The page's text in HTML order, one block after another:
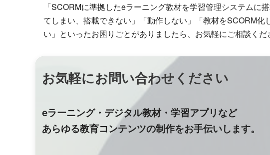
「SCORMに準拠したeラーニング教材を学習管理システムに
てしまい、搭載できない」「動作しない」「教材をSCORM
い」といったお困りごとがありましたら、お気軽にご相談くだ
お気軽にお問い合わせください
eラーニング・デジタル教材・学習アプリなど
あらゆる教育コンテンツの制作をお手伝いします。